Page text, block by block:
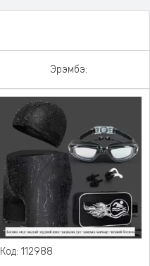
Эрэмбэ:
Код: 112988